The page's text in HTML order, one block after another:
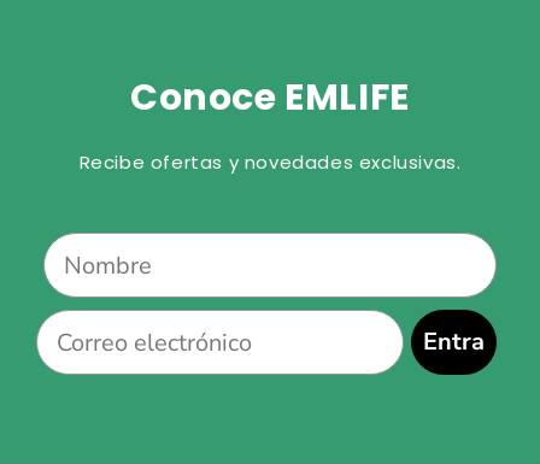
Conoce EMLIFE
Recibe ofertas y novedades exclusivas.
Name
Email
Entra